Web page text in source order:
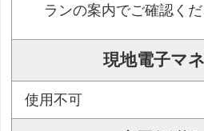
ランの案内でご確認くだ
現地電子マ
使用不可